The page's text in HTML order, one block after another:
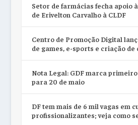
Setor de farmácias fecha apoio
de Erivelton Carvalho à CLDF
Centro de Promoção Digital
de games, e-sports e criação de
Nota Legal: GDF marca
para 20 de maio
DF tem mais de 6 mil vagas em
profissionalizantes; veja como